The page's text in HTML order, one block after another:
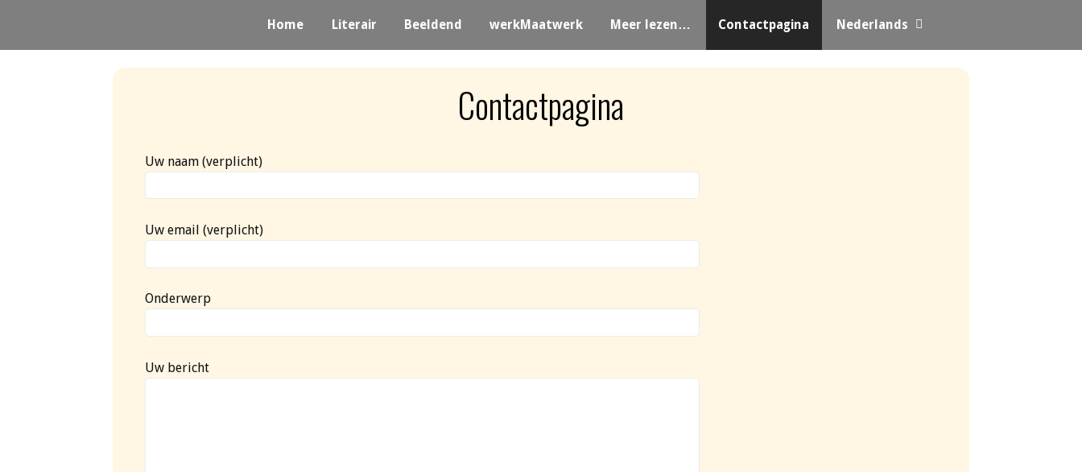
Home Literair Beeldend werkMaatwerk Meer lezen… Contactpagina Nederlands
Contactpagina
Uw naam (verplicht)
Uw email (verplicht)
Onderwerp
Uw bericht